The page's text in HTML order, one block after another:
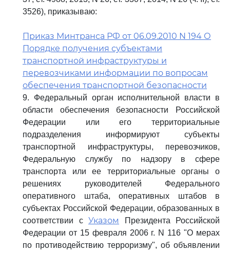
3526), приказываю:
Приказ Минтранса РФ от 06.09.2010 N 194 О
Порядке получения субъектами
транспортной инфраструктуры и
перевозчиками информации по вопросам
обеспечения транспортной безопасности
9. Федеральный орган исполнительной власти в
области обеспечения безопасности Российской
Федерации или его территориальные
подразделения информируют субъекты
транспортной инфраструктуры, перевозчиков,
Федеральную службу по надзору в сфере
транспорта или ее территориальные органы о
решениях руководителей Федерального
оперативного штаба, оперативных штабов в
субъектах Российской Федерации, образованных в
соответствии с Указом
Президента Российской
Федерации от 15 февраля 2006 г. N 116 "О мерах
по противодействию терроризму", об объявлении